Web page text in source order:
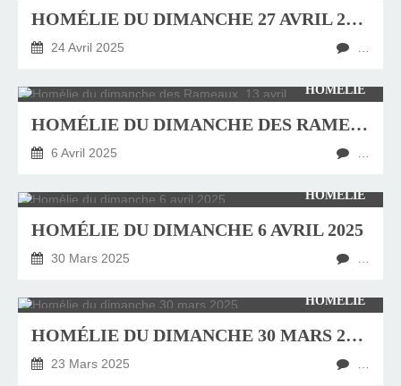
HOMÉLIE DU DIMANCHE 27 AVRIL 2025, DIMANCHE DE LA MISÉRICORDE
24 Avril 2025
HOMÉLIE
HOMÉLIE DU DIMANCHE DES RAMEAUX, 13 AVRIL 2025
6 Avril 2025
HOMÉLIE
HOMÉLIE DU DIMANCHE 6 AVRIL 2025
30 Mars 2025
HOMÉLIE
HOMÉLIE DU DIMANCHE 30 MARS 2025
23 Mars 2025